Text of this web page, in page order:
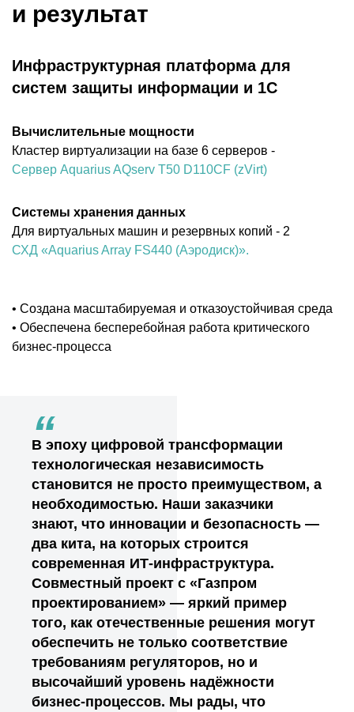
и результат
Инфраструктурная платформа для
систем защиты информации и 1С
Вычислительные мощности
Кластер виртуализации на базе 6 серверов -
Сервер Aquarius AQserv T50 D110CF (zVirt)
Системы хранения данных
Для виртуальных машин и резервных копий - 2
СХД «Aquarius Array FS440 (Аэродиск)».
• Создана масштабируемая и отказоустойчивая среда
• Обеспечена бесперебойная работа критического
бизнес-процесса
“
В эпоху цифровой трансформации
технологическая независимость
становится не просто преимуществом, а
необходимостью. Наши заказчики
знают, что инновации и безопасность —
два кита, на которых строится
современная ИТ-инфраструктура.
Совместный проект с «Газпром
проектированием» — яркий пример
того, как отечественные решения могут
обеспечить не только соответствие
требованиям регуляторов, но и
высочайший уровень надёжности
бизнес-процессов. Мы рады, что